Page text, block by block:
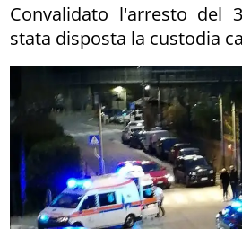
Convalidato l'arresto del
stata disposta la custodia